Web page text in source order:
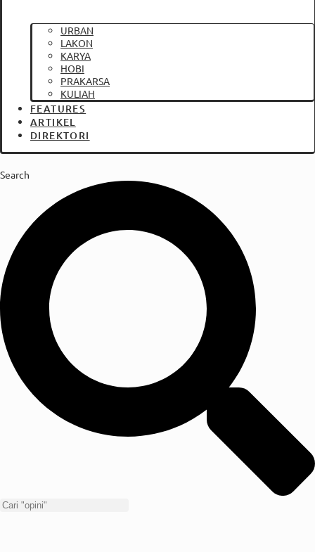
URBAN
LAKON
KARYA
HOBI
PRAKARSA
KULIAH
FEATURES
ARTIKEL
DIREKTORI
Search